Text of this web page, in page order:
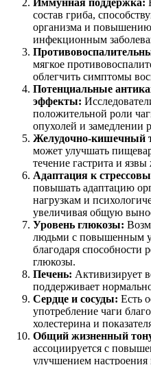
состав гриба,
организма и
инфекционным
мягкое
облегчить симптомы
Потенциальные
эффекты:
положительной роли
опухолей и замедлении
Желудочно-кишечный
может улучшать
течение гастрита и язвы
Адаптация к
повышать адаптацию
нагрузкам и
увеличивая общую
Уровень глюкозы:
людьми с повышенным
благодаря способности
глюкозы.
Печень: Активизирует
поддерживает
Сердце и сосуды: Есть
употребление чаги
холестерина и
Общий жизненный
ассоциируется с
улучшением